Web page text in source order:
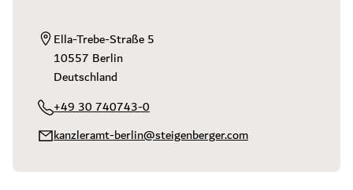
Ella-Trebe-Straße 5
10557 Berlin
Deutschland
+49 30 740743-0
kanzleramt-berlin@steigenberger.com